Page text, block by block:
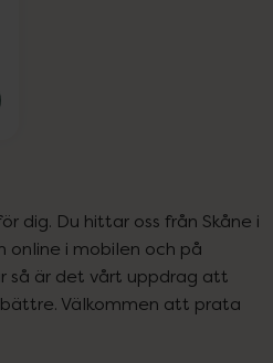
dig. Du hittar oss från Skåne i
online i mobilen och på
så är det vårt uppdrag att
Välkommen att prata